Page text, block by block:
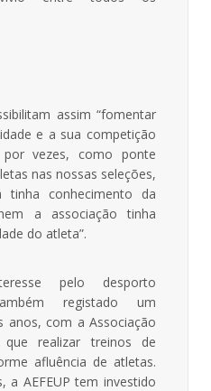
assim “fomentar
e a sua competição
por vezes, como ponte
nas nossas seleções,
conhecimento da
a associação tinha
do atleta”.
pelo desporto
registado um
anos, com a Associação
realizar treinos de
afluência de atletas.
a AEFEUP tem investido